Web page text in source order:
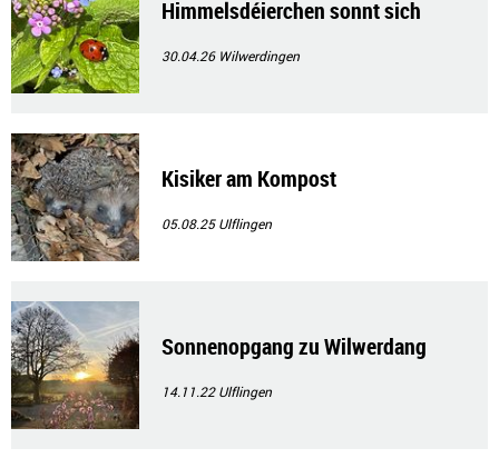
Himmelsdéierchen sonnt sich
30.04.26 Wilwerdingen
Kisiker am Kompost
05.08.25Ulflingen
Sonnenopgang zu Wilwerdang
14.11.22Ulflingen